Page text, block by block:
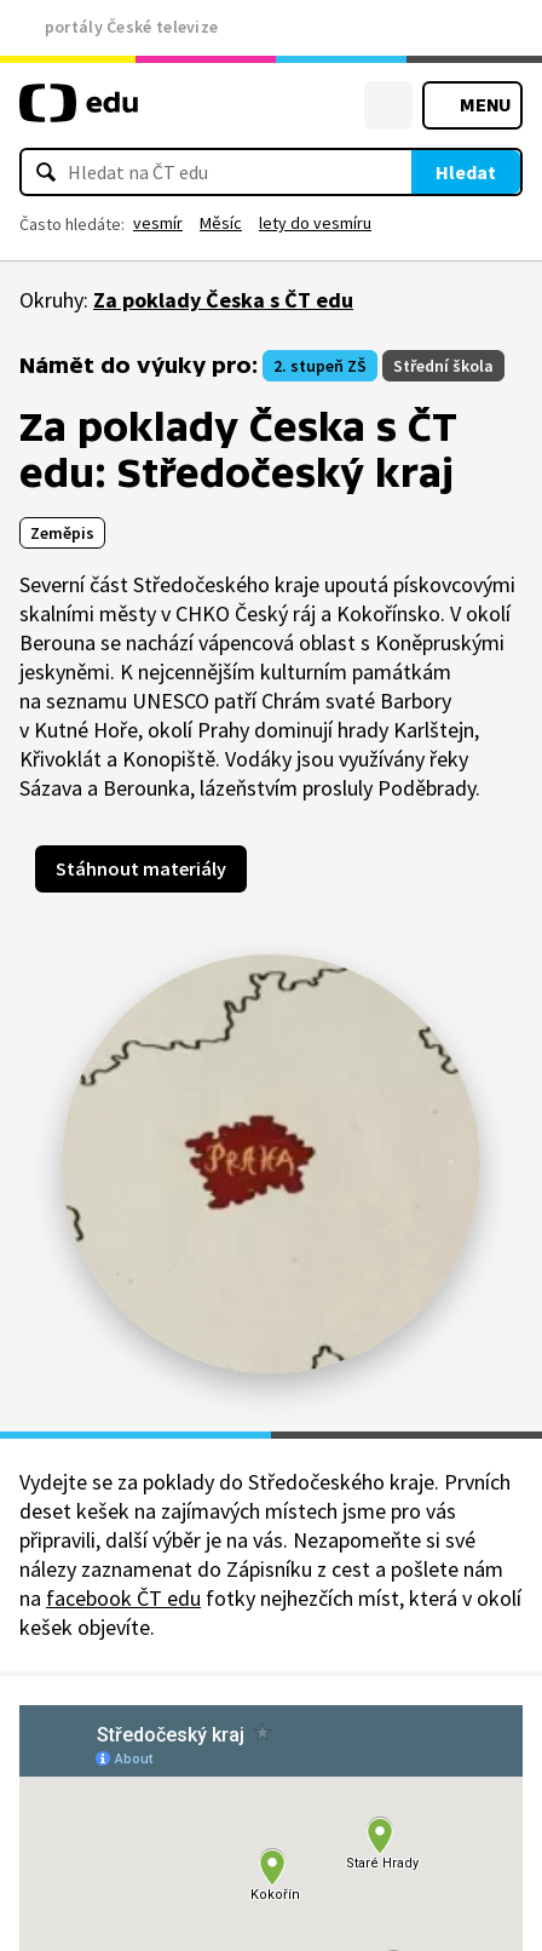
portály České televize
MENU
Hledat
Často hledáte: vesmír Měsíc lety do vesmíru
Okruhy: Za poklady Česka s ČT edu
Námět do výuky pro: 2. stupeň ZŠ Střední škola
Za poklady Česka s ČT
edu: Středočeský kraj
Zeměpis
Severní část Středočeského kraje upoutá pískovcovými
skalními městy v CHKO Český ráj a Kokořínsko. V okolí
Berouna se nachází vápencová oblast s Koněpruskými
jeskyněmi. K nejcennějším kulturním památkám
na seznamu UNESCO patří Chrám svaté Barbory
v Kutné Hoře, okolí Prahy dominují hrady Karlštejn,
Křivoklát a Konopiště. Vodáky jsou využívány řeky
Sázava a Berounka, lázeňstvím prosluly Poděbrady.
Stáhnout materiály
Vydejte se za poklady do Středočeského kraje. Prvních
deset kešek na zajímavých místech jsme pro vás
připravili, další výběr je na vás. Nezapomeňte si své
nálezy zaznamenat do Zápisníku z cest a pošlete nám
na facebook ČT edu fotky nejhezčích míst, která v okolí
kešek objevíte.